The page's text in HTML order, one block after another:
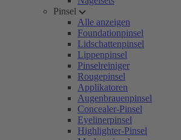
Pinsel
Alle anzeigen
Foundationpinsel
Lidschattenpinsel
Lippenpinsel
Pinselreiniger
Rougepinsel
Applikatoren
Augenbrauenpinsel
Concealer-Pinsel
Eyelinerpinsel
Highlighter-Pinsel